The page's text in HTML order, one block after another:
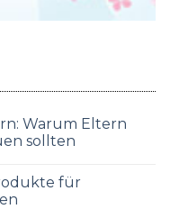
Warum Eltern
sollten
für